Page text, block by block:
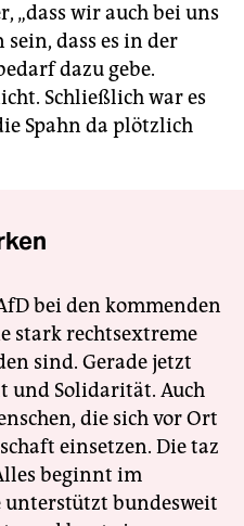
„dass wir auch bei uns
sein, dass es in der
dazu gebe.
Schließlich war es
Spahn da plötzlich
bei den kommenden
stark rechtsextreme
sind. Gerade jetzt
und Solidarität. Auch
die sich vor Ort
einsetzen. Die taz
beginnt im
unterstützt bundesweit